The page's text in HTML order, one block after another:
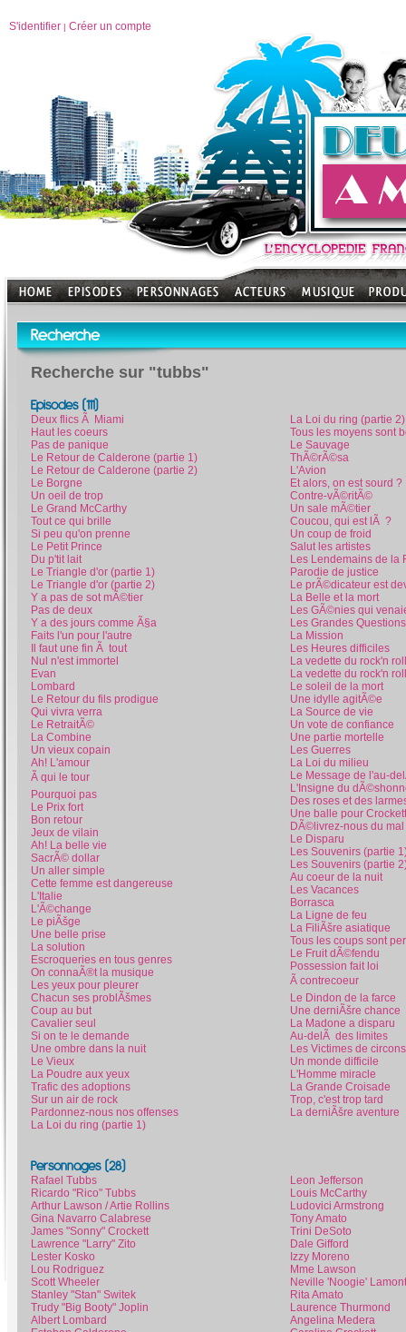
S'identifier | Créer un compte
Recherche
Recherche sur "tubbs"
Episodes (111)
Deux flics Ã Miami
Haut les coeurs
Pas de panique
Le Retour de Calderone (partie 1)
Le Retour de Calderone (partie 2)
Le Borgne
Un oeil de trop
Le Grand McCarthy
Tout ce qui brille
Si peu qu'on prenne
Le Petit Prince
Du p'tit lait
Le Triangle d'or (partie 1)
Le Triangle d'or (partie 2)
Y a pas de sot mÃ©tier
Pas de deux
Y a des jours comme Ã§a
Faits l'un pour l'autre
Il faut une fin Ã tout
Nul n'est immortel
Evan
Lombard
Le Retour du fils prodigue
Qui vivra verra
Le RetraitÃ©
La Combine
Un vieux copain
Ah! L'amour
Ã qui le tour
Pourquoi pas
Le Prix fort
Bon retour
Jeux de vilain
Ah! La belle vie
SacrÃ© dollar
Un aller simple
Cette femme est dangereuse
L'Italie
L'Ã©change
Le piÃšge
Une belle prise
La solution
Escroqueries en tous genres
On connaÃ®t la musique
Les yeux pour pleurer
Chacun ses problÃšmes
Coup au but
Cavalier seul
Si on te le demande
Une ombre dans la nuit
Le Vieux
La Poudre aux yeux
Trafic des adoptions
Sur un air de rock
Pardonnez-nous nos offenses
La Loi du ring (partie 1)
La Loi du ring (partie 2)
Tous les moyens sont
Le Sauvage
ThÃ©rÃ©sa
L'Avion
Et alors, on est sourd ?
Contre-vÃ©ritÃ©
Un sale mÃ©tier
Coucou, qui est lÃ ?
Un coup de froid
Salut les artistes
Les Lendemains de la
Parodie de justice
Le prÃ©dicateur est
La Belle et la mort
Les GÃ©nies qui
Les Grandes Questions
La Mission
Les Heures difficiles
La vedette du rock'n
La vedette du rock'n
Le soleil de la mort
Une idylle agitÃ©e
La Source de vie
Un vote de confiance
Une partie mortelle
Les Guerres
La Loi du milieu
Le Message de l'au-
L'Insigne du
Des roses et des
Une balle pour Crockett
DÃ©livrez-nous du mal
Le Disparu
Les Souvenirs (partie
Les Souvenirs (partie
Au coeur de la nuit
Les Vacances
Borrasca
La Ligne de feu
La FiliÃšre asiatique
Tous les coups sont
Le Fruit dÃ©fendu
Possession fait loi
Ã contrecoeur
Le Dindon de la farce
Une derniÃšre chance
La Madone a disparu
Au-delÃ des limites
Les Victimes de
Un monde difficile
L'Homme miracle
La Grande Croisade
Trop, c'est trop tard
La derniÃšre aventure
Personnages (28)
Rafael Tubbs
Ricardo "Rico" Tubbs
Arthur Lawson / Artie Rollins
Gina Navarro Calabrese
James "Sonny" Crockett
Lawrence "Larry" Zito
Lester Kosko
Lou Rodriguez
Scott Wheeler
Stanley "Stan" Switek
Trudy "Big Booty" Joplin
Albert Lombard
Leon Jefferson
Louis McCarthy
Ludovici Armstrong
Tony Amato
Trini DeSoto
Dale Gifford
Izzy Moreno
Mme Lawson
Neville 'Noogie' Lamont
Rita Amato
Laurence Thurmond
Angelina Medera